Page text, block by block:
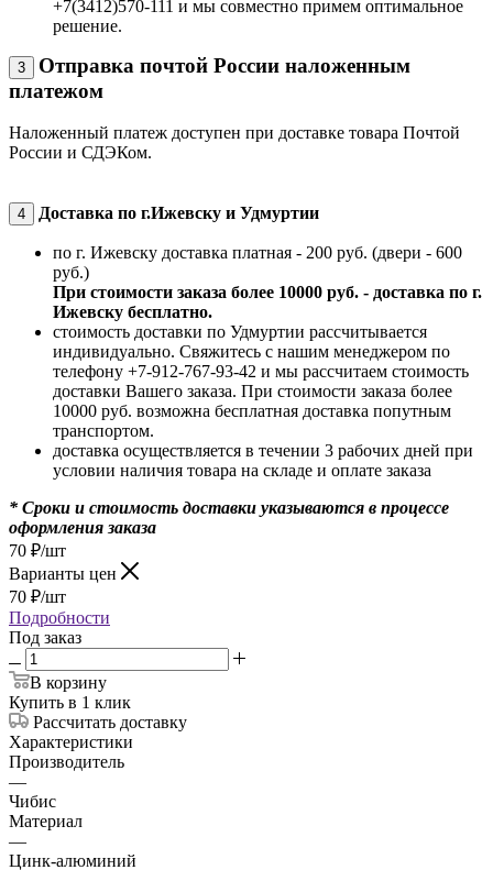
+7(3412)570-111 и мы совместно примем оптимальное
решение.
3
Отправка почтой России наложенным
платежом
Наложенный платеж доступен при доставке товара Почтой
России и СДЭКом.
4 Доставка по г.Ижевску и Удмуртии
по г. Ижевску доставка платная - 200 руб. (двери - 600
руб.)
При стоимости заказа более 10000 руб. - доставка по г.
Ижевску бесплатно.
стоимость доставки по Удмуртии рассчитывается
индивидуально. Свяжитесь с нашим менеджером по
телефону +7-912-767-93-42 и мы рассчитаем стоимость
доставки Вашего заказа. При стоимости заказа более
10000 руб. возможна бесплатная доставка попутным
транспортом.
доставка осуществляется в течении 3 рабочих дней при
условии наличия товара на складе и оплате заказа
* Сроки и стоимость доставки указываются в процессе
оформления заказа
70 ₽/шт
Варианты цен
70 ₽/шт
Подробности
Под заказ
В корзину
Купить в 1 клик
Рассчитать доставку
Характеристики
Производитель
—
Чибис
Материал
—
Цинк-алюминий